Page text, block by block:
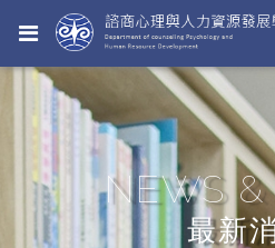
NEWS &
最新